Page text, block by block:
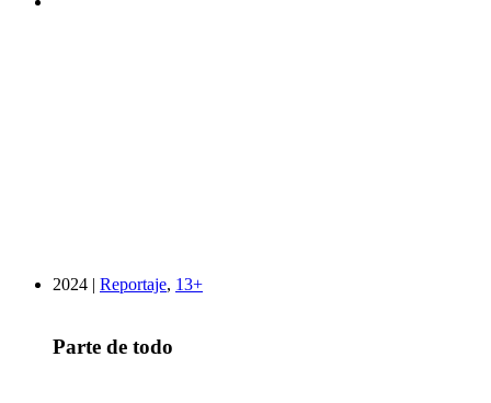
2024 | Reportaje, 13+
Parte de todo